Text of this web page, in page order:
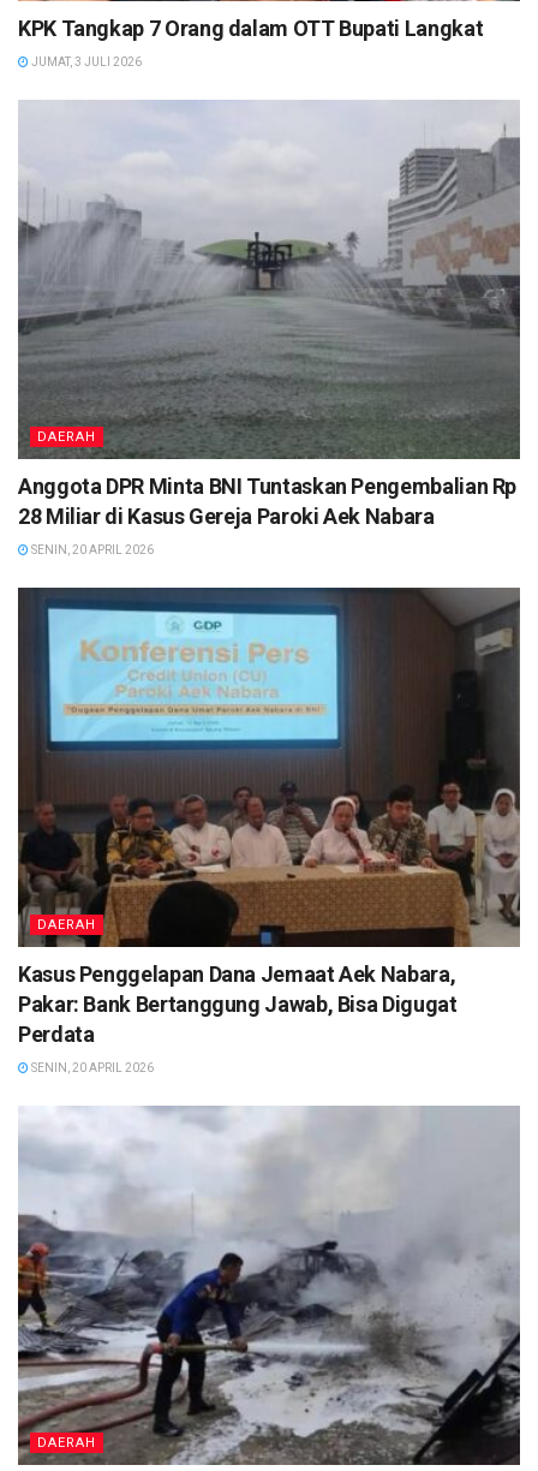
KPK Tangkap 7 Orang dalam OTT Bupati Langkat
JUMAT, 3 JULI 2026
DAERAH
Anggota DPR Minta BNI Tuntaskan Pengembalian Rp
28 Miliar di Kasus Gereja Paroki Aek Nabara
SENIN, 20 APRIL 2026
DAERAH
Kasus Penggelapan Dana Jemaat Aek Nabara,
Pakar: Bank Bertanggung Jawab, Bisa Digugat
Perdata
SENIN, 20 APRIL 2026
DAERAH